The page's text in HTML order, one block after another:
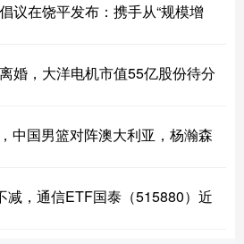
议在饶平发布：携手从“规模增
婚，大洋电机市值55亿股份待分
中国男篮对阵澳大利亚，杨瀚森
减，通信ETF国泰（515880）近